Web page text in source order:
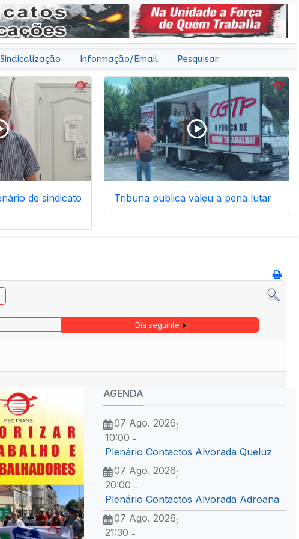
Sindicalização Informação/Email Pesquisar
de sindicato
Tribuna publica valeu a pena lutar
Dia seguinte
AGENDA
07 Ago. 2026;
10:00 -
Plenário Contactos Alvorada Queluz
07 Ago. 2026;
20:00 -
Plenário Contactos Alvorada Adroana
07 Ago. 2026;
21:30 -